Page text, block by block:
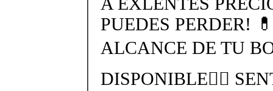
PUEDES PERDER!
ALCANCE DE TU
DISPONIBLE👉🏻